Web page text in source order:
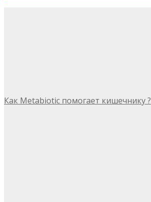
Как Metabiotic помогает кишечнику ?